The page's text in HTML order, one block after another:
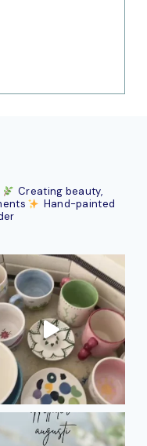
Creating beauty,
Hand-painted